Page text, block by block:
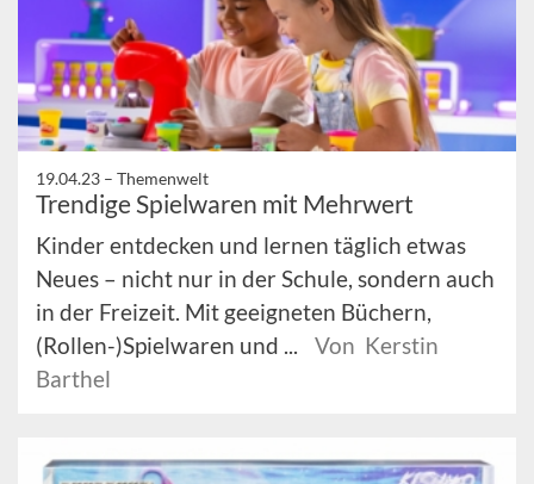
19.04.23 – Themenwelt
Trendige Spielwaren mit Mehrwert
Kinder entdecken und lernen täglich etwas
Neues – nicht nur in der Schule, sondern auch
in der Freizeit. Mit geeigneten Büchern,
(Rollen-)Spielwaren und ...
Von Kerstin
Barthel